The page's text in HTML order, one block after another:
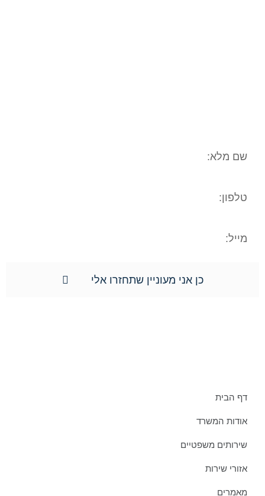
כן אני מעוניין שתחזרו אלי
דף הבית
אודות המשרד
שירותים משפטיים
אזורי שירות
מאמרים